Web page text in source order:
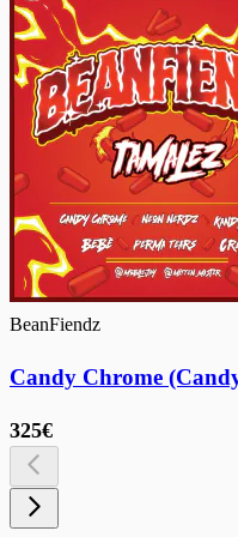
BeanFiendz
Candy Chrome
325€